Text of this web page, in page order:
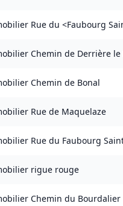
Rue du <Faubourg
Chemin de Derrière le
Chemin de Bonal
Rue de Maquelaze
Rue du Faubourg
rigue rouge
Chemin du Bourdalier